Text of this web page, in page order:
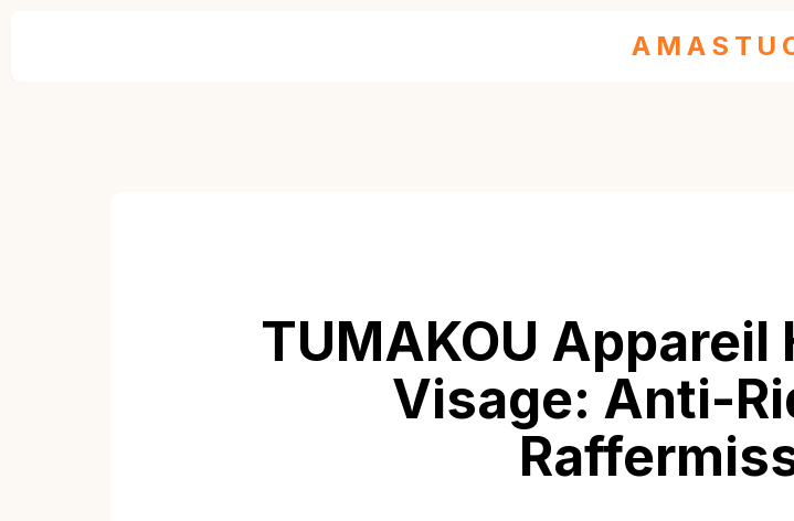
TUMAKOU Appareil
Visage: Anti-